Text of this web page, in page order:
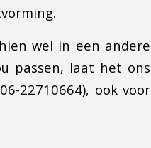
wel in een andere
passen, laat het ons
22710664), ook voor